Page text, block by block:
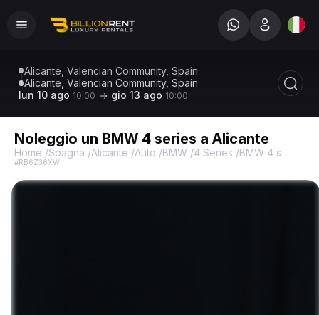
Alicante, Valencian Community, Spain
Alicante, Valencian Community, Spain
lun 10 ago 10:00 gio 13 ago 10:00
Noleggio un BMW 4 series a Alicante
Home /Spagna /Alicante /Auto /BMW /4 Series /BMW 4 series
#RB6Z36XW